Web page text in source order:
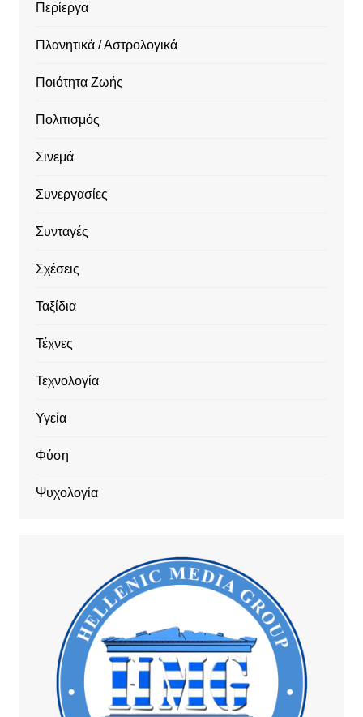
Περίεργα
Πλανητικά / Αστρολογικά
Ποιότητα Ζωής
Πολιτισμός
Σινεμά
Συνεργασίες
Συνταγές
Σχέσεις
Ταξίδια
Τέχνες
Τεχνολογία
Υγεία
Φύση
Ψυχολογία